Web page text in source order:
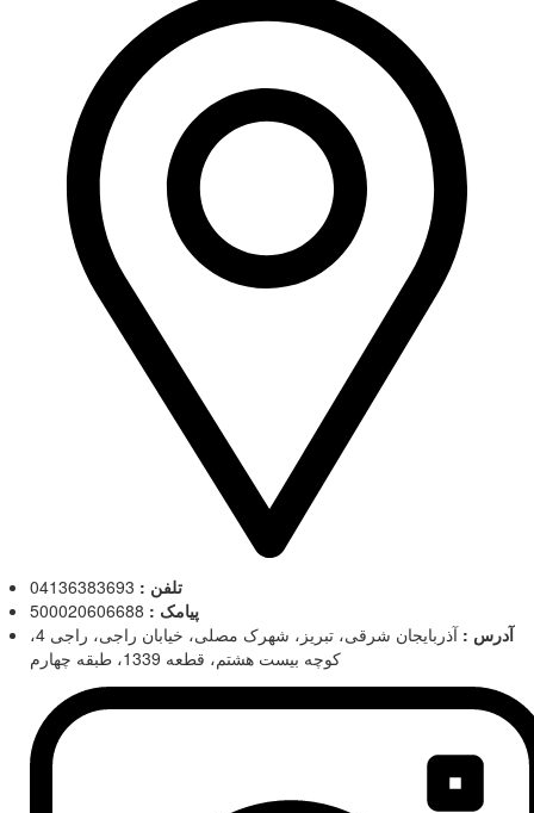
تلفن :
پیامک :
آدرس :
آذربایجان شرقی، تبریز، شهرک مصلی، خیابان راجی، راجی 4،
کوچه بیست هشتم، قطعه 1339، طبقه چهارم